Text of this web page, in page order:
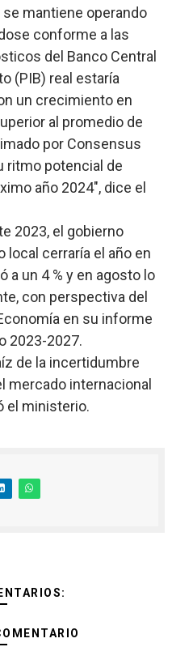
se mantiene operando
conforme a las
del Banco Central
(PIB) real estaría
un crecimiento en
al promedio de
por Consensus
ritmo potencial de
año 2024", dice el
2023, el gobierno
cerraría el año en
a un 4 % y en agosto lo
con perspectiva del
en su informe
2023-2027.
de la incertidumbre
mercado internacional
el ministerio.